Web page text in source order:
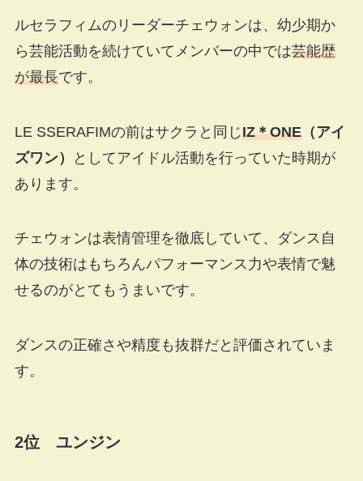
ルセラフィムのリーダーチェウォンは、幼少期か
ら芸能活動を続けていてメンバーの中では芸能歴
が最長です。
LE SSERAFIMの前はサクラと同じIZ＊ONE（アイ
ズワン）
としてアイドル活動を行っていた時期が
あります。
チェウォンは表情管理を徹底していて、ダンス自
体の技術はもちろんパフォーマンス力や表情で魅
せるのがとてもうまいです。
ダンスの正確さや精度も抜群だと評価されていま
す。
2位 ユンジン